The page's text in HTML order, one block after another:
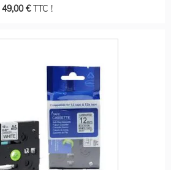
49,00 €TTC !